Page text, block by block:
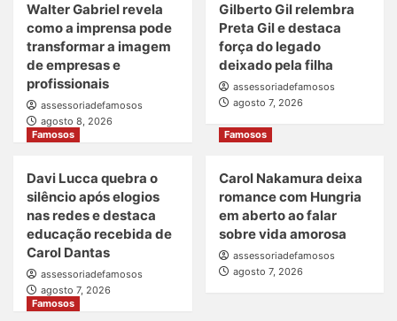
Walter Gabriel revela
como a imprensa pode
transformar a imagem
de empresas e
profissionais
assessoriadefamosos
agosto 8, 2026
Gilberto Gil relembra
Preta Gil e destaca
força do legado
deixado pela filha
assessoriadefamosos
agosto 7, 2026
Famosos
Davi Lucca quebra o
silêncio após elogios
nas redes e destaca
educação recebida de
Carol Dantas
assessoriadefamosos
agosto 7, 2026
Famosos
Carol Nakamura deixa
romance com Hungria
em aberto ao falar
sobre vida amorosa
assessoriadefamosos
agosto 7, 2026
Famosos